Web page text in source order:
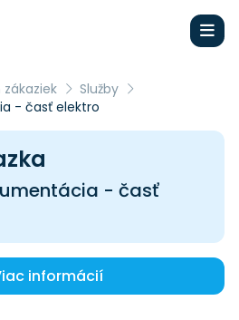
Služby
- časť elektro
- časť
informácií